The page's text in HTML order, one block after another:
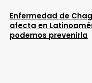
Enfermedad de
afecta en
podemos prevenirla